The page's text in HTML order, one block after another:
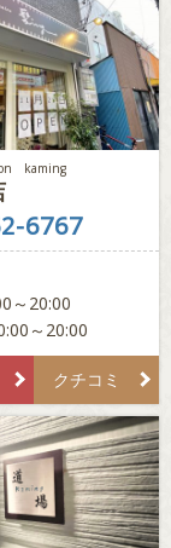
kaming
6767
～20:00
～20:00
クチコミ